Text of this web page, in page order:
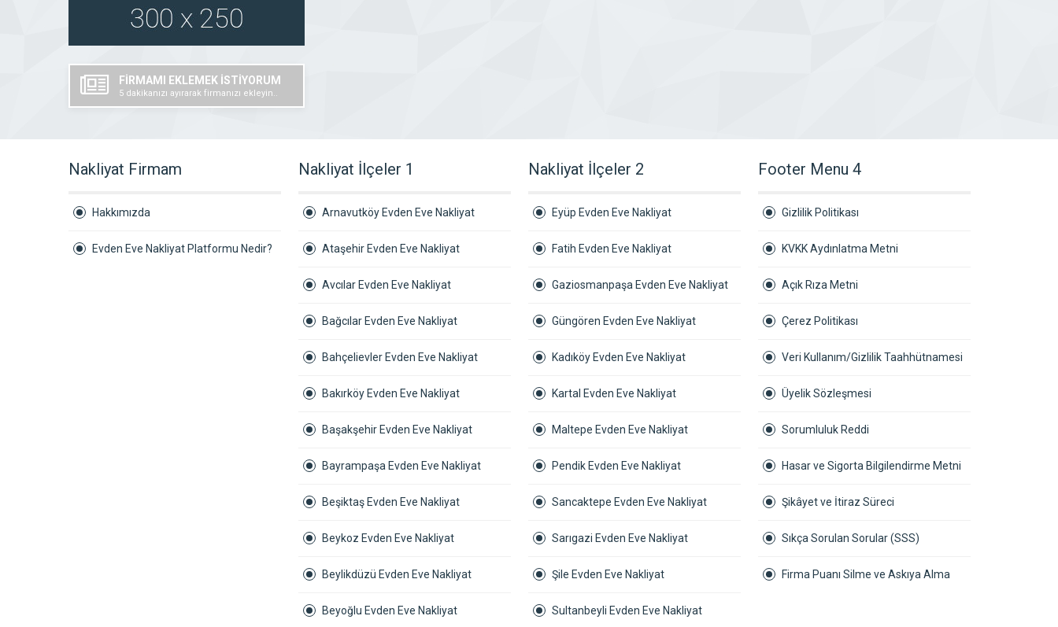
FİRMAMI EKLEMEK İSTİYORUM
5 dakikanızı ayırarak firmanızı ekleyin..
Nakliyat Firmam
Hakkımızda
Evden Eve Nakliyat Platformu Nedir?
Nakliyat İlçeler 1
Arnavutköy Evden Eve Nakliyat
Ataşehir Evden Eve Nakliyat
Avcılar Evden Eve Nakliyat
Bağcılar Evden Eve Nakliyat
Bahçelievler Evden Eve Nakliyat
Bakırköy Evden Eve Nakliyat
Başakşehir Evden Eve Nakliyat
Bayrampaşa Evden Eve Nakliyat
Beşiktaş Evden Eve Nakliyat
Beykoz Evden Eve Nakliyat
Beylikdüzü Evden Eve Nakliyat
Beyoğlu Evden Eve Nakliyat
Nakliyat İlçeler 2
Eyüp Evden Eve Nakliyat
Fatih Evden Eve Nakliyat
Gaziosmanpaşa Evden Eve Nakliyat
Güngören Evden Eve Nakliyat
Kadıköy Evden Eve Nakliyat
Kartal Evden Eve Nakliyat
Maltepe Evden Eve Nakliyat
Pendik Evden Eve Nakliyat
Sancaktepe Evden Eve Nakliyat
Sarıgazi Evden Eve Nakliyat
Şile Evden Eve Nakliyat
Sultanbeyli Evden Eve Nakliyat
Footer Menu 4
Gizlilik Politikası
KVKK Aydınlatma Metni
Açık Rıza Metni
Çerez Politikası
Veri Kullanım/Gizlilik Taahhütnamesi
Üyelik Sözleşmesi
Sorumluluk Reddi
Hasar ve Sigorta Bilgilendirme Metni
Şikâyet ve İtiraz Süreci
Sıkça Sorulan Sorular (SSS)
Firma Puanı Silme ve Askıya Alma